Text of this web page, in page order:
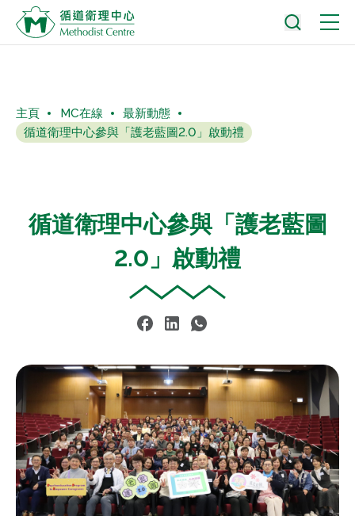
主頁 MC在線
最新動態
循道衛理中心參與「護老藍圖2.0」啟動禮
循道衛理中心參與「護老藍圖
2.0」啟動禮